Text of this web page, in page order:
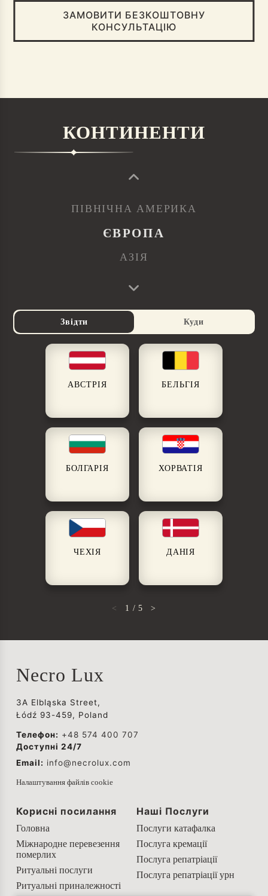
ЗАМОВИТИ БЕЗКОШТОВНУ
КОНСУЛЬТАЦІЮ
КОНТИНЕНТИ
ЄВРОПА
АЗІЯ
ПІВНІЧНА АМЕРИКА
Звідти Куди
АВСТРІЯ БЕЛЬГІЯ
БОЛГАРІЯ ХОРВАТІЯ
ЧЕХІЯ ДАНІЯ
< 1 / 5 >
Necro Lux
3A Elbląska Street,
Łódź 93-459, Poland
Телефон: +48 574 400 707
Доступні 24/7
Email: info@necrolux.com
Налаштування файлів cookie
Корисні посилання
Головна
Міжнародне перевезення
померлих
Ритуальні послуги
Ритуальні приналежності
Наші Послуги
Послуги катафалка
Послуга кремації
Послуга репатріації
Послуга репатріації урн